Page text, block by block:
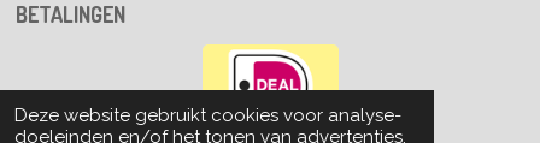
Deze website gebruikt cookies voor analyse-
doeleinden en/of het tonen van advertenties.
BETALINGEN